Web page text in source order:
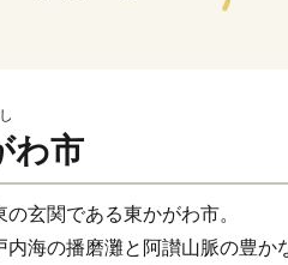
わ市
の玄関である東かがわ市。
内海の播磨灘と阿讃山脈の豊か